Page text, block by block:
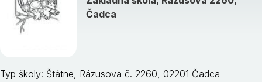
Čadca
Typ školy: Štátne, Rázusova č. 2260, 02201 Čadca